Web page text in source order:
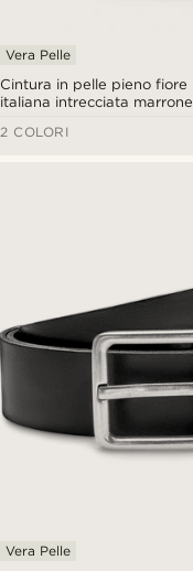
Cintura in pelle pieno fiore
italiana intrecciata marrone
Vera Pelle
2 COLORI
Vera Pelle